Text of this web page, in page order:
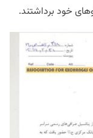
خود برداشتند.